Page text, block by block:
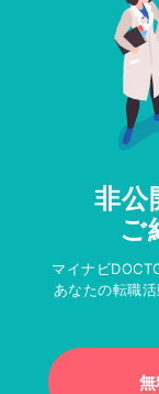
非公
ご
マイナビ
あなたの転職